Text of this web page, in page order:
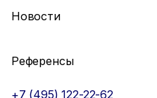
Новости
Референсы
+7 (495) 122-22-62